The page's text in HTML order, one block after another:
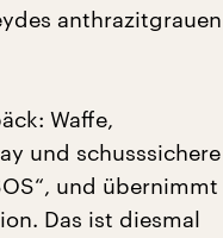
anthrazitgrauen
Waffe,
und schusssichere
und übernimmt
Das ist diesmal